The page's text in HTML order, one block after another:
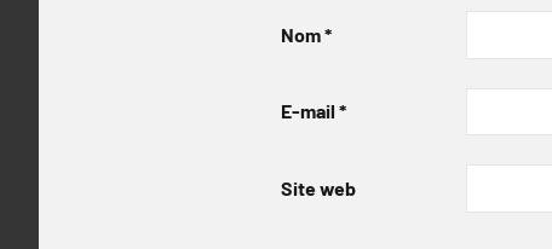
Nom*
E-mail *
Site web